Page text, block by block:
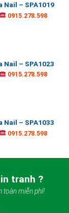
Nail – SPA1019
0915.278.598
Nail – SPA1023
0915.278.598
Nail – SPA1033
0915.278.598
tranh ?
toàn miễn phí!